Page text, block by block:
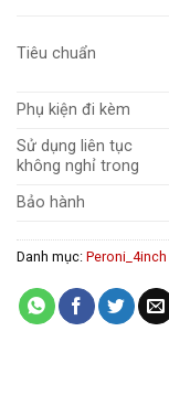
Tiêu chuẩn
Phụ kiện đi kèm
Sử dụng liên tục
không nghỉ trong
Bảo hành
Danh mục: Peroni_4inch